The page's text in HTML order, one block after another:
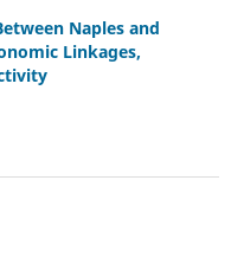
Naples and
Linkages,